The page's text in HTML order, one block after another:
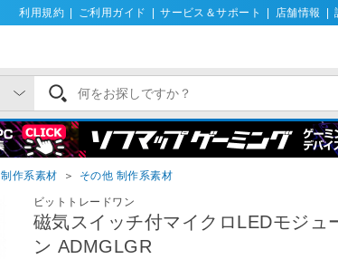
利用規約 ご利用ガイド サービス＆サポート 店舗情報
制作系素材 ＞ その他 制作系素材
ビットトレードワン
磁気スイッチ付マイクロLEDモジュ
ン ADMGLGR